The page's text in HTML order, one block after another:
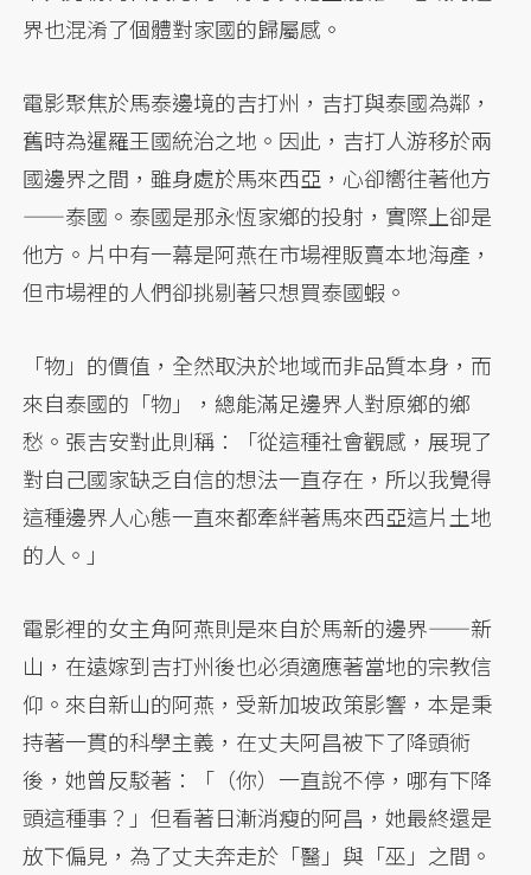
界也混淆了個體對家國的歸屬感。
電影聚焦於馬泰邊境的吉打州，吉打與泰國為鄰，
舊時為暹羅王國統治之地。因此，吉打人游移於兩
國邊界之間，雖身處於馬來西亞，心卻嚮往著他方
——泰國。泰國是那永恆家鄉的投射，實際上卻是
他方。片中有一幕是阿燕在市場裡販賣本地海產，
但市場裡的人們卻挑剔著只想買泰國蝦。
「物」的價值，全然取決於地域而非品質本身，而
來自泰國的「物」，總能滿足邊界人對原鄉的鄉
愁。張吉安對此則稱：「從這種社會觀感，展現了
對自己國家缺乏自信的想法一直存在，所以我覺得
這種邊界人心態一直來都牽絆著馬來西亞這片土地
的人。」
電影裡的女主角阿燕則是來自於馬新的邊界——新
山，在遠嫁到吉打州後也必須適應著當地的宗教信
仰。來自新山的阿燕，受新加坡政策影響，本是秉
持著一貫的科學主義，在丈夫阿昌被下了降頭術
後，她曾反駁著：「（你）一直說不停，哪有下降
頭這種事？」但看著日漸消瘦的阿昌，她最終還是
放下偏見，為了丈夫奔走於「醫」與「巫」之間。